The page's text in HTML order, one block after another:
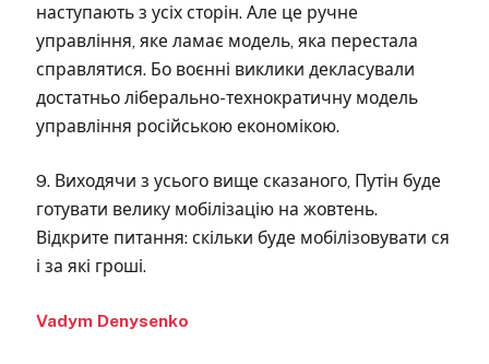
наступають з усіх сторін. Але це ручне
управління, яке ламає модель, яка перестала
справлятися. Бо воєнні виклики декласували
достатньо ліберально-технократичну модель
управління російською економікою.
9. Виходячи з усього вище сказаного, Путін буде
готувати велику мобілізацію на жовтень.
Відкрите питання: скільки буде мобілізовувати ся
і за які гроші.
Vadym Denysenko